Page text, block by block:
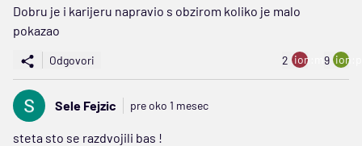
Dobru je i karijeru napravio s obzirom koliko je malo
pokazao
Odgovori 2 ion:minus
9
Sele Fejzic pre oko 1 mesec
steta sto se razdvojili bas !